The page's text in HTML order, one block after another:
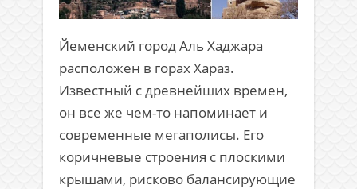
Йеменский город Аль Хаджара
расположен в горах Хараз.
Известный с древнейших времен,
он все же чем-то напоминает и
современные мегаполисы. Его
коричневые строения с плоскими
крышами, рисково балансирующие